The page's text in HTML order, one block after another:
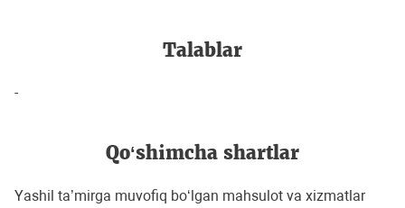
Talablar
-
Qo‘shimcha shartlar
Yashil ta’mirga muvofiq bo‘lgan mahsulot va xizmatlar